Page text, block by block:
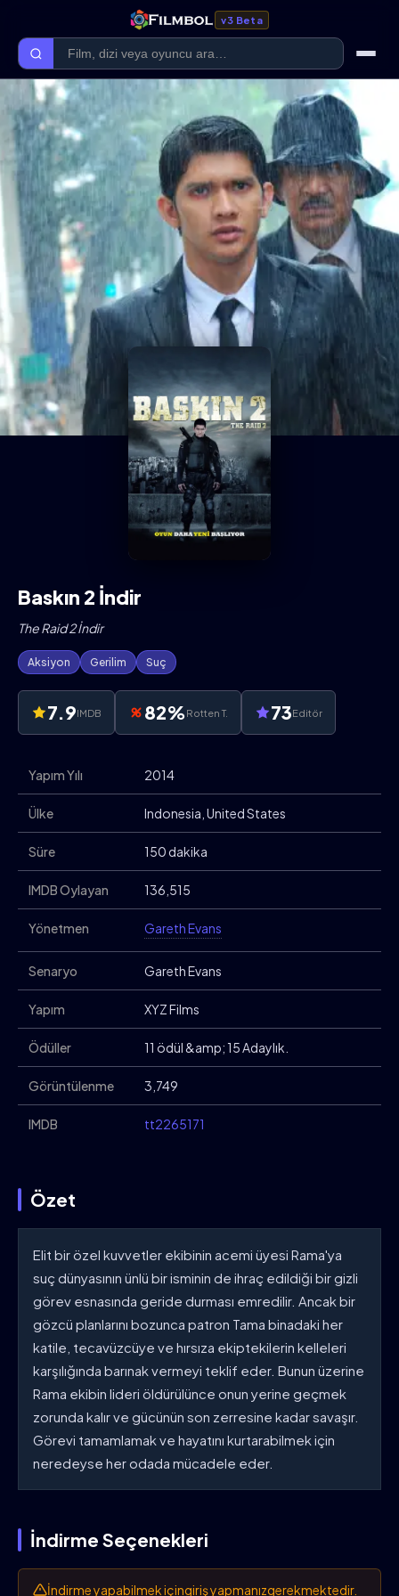
v3 Beta
Ana Sayfa
Forum
Kategoriler
Kaliteler
Film Kategorileri
Dizi Kategorileri
Baskın 2 İndir
The Raid 2 İndir
Aksiyon Gerilim Suç
7.9IMDB 82%Rotten T. 73Editör
Yapım Yılı 2014
Ülke Indonesia, United States
Süre 150 dakika
IMDB Oylayan 136,515
Yönetmen Gareth Evans
Senaryo Gareth Evans
Yapım XYZ Films
Ödüller 11 ödül &amp; 15 Adaylık.
Görüntülenme 3,749
IMDB tt2265171
Özet
Elit bir özel kuvvetler ekibinin acemi üyesi Rama'ya
suç dünyasının ünlü bir isminin de ihraç edildiği bir gizli
görev esnasında geride durması emredilir. Ancak bir
gözcü planlarını bozunca patron Tama binadaki her
katile, tecavüzcüye ve hırsıza ekiptekilerin kelleleri
karşılığında barınak vermeyi teklif eder. Bunun üzerine
Rama ekibin lideri öldürülünce onun yerine geçmek
zorunda kalır ve gücünün son zerresine kadar savaşır.
Görevi tamamlamak ve hayatını kurtarabilmek için
neredeyse her odada mücadele eder.
İndirme Seçenekleri
İndirme yapabilmek içingiriş yapmanızgerekmektedir.